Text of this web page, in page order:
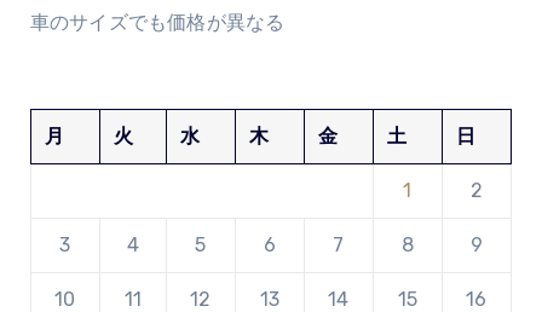
車のサイズでも価格が異なる
月 火 水 木 金 土 日
1 2
3 4 5 6 7 8 9
10 11 12 13 14 15 16